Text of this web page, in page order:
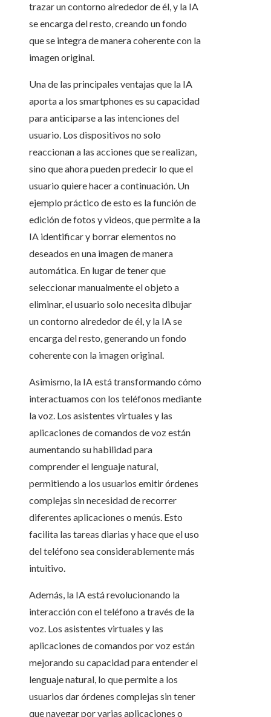
trazar un contorno alrededor de él, y la IA
se encarga del resto, creando un fondo
que se integra de manera coherente con la
imagen original.
Una de las principales ventajas que la IA
aporta a los smartphones es su capacidad
para anticiparse a las intenciones del
usuario. Los dispositivos no solo
reaccionan a las acciones que se realizan,
sino que ahora pueden predecir lo que el
usuario quiere hacer a continuación. Un
ejemplo práctico de esto es la función de
edición de fotos y videos, que permite a la
IA identificar y borrar elementos no
deseados en una imagen de manera
automática. En lugar de tener que
seleccionar manualmente el objeto a
eliminar, el usuario solo necesita dibujar
un contorno alrededor de él, y la IA se
encarga del resto, generando un fondo
coherente con la imagen original.
Asimismo, la IA está transformando cómo
interactuamos con los teléfonos mediante
la voz. Los asistentes virtuales y las
aplicaciones de comandos de voz están
aumentando su habilidad para
comprender el lenguaje natural,
permitiendo a los usuarios emitir órdenes
complejas sin necesidad de recorrer
diferentes aplicaciones o menús. Esto
facilita las tareas diarias y hace que el uso
del teléfono sea considerablemente más
intuitivo.
Además, la IA está revolucionando la
interacción con el teléfono a través de la
voz. Los asistentes virtuales y las
aplicaciones de comandos por voz están
mejorando su capacidad para entender el
lenguaje natural, lo que permite a los
usuarios dar órdenes complejas sin tener
que navegar por varias aplicaciones o